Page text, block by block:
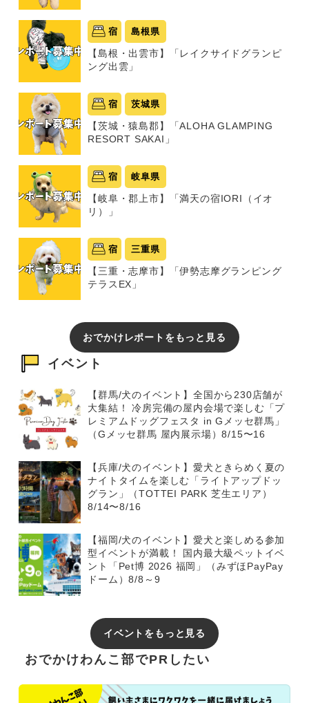
宿 島根県
【島根・出雲市】「レイクサイドグランピ
ング出雲」
宿 茨城県
【茨城・猿島郡】「ALOHA GLAMPING
RESORT SAKAI」
宿 岐阜県
【岐阜・郡上市】「満天の宿IORI（イオ
リ）」
宿 三重県
【三重・志摩市】「伊勢志摩グランピング
テラスEX」
おでかけレポートをもっと見る
イベント
【群馬/犬のイベント】全国から230店舗が
大集結！ 冷房完備の屋内会場で楽しむ「プ
レミアムドッグフェスタ in Gメッセ群馬」
（Gメッセ群馬 屋内展示場）8/15〜16
【兵庫/犬のイベント】愛犬ときらめく夏の
ナイトタイムを楽しむ「ライトアップドッ
グラン」（TOTTEI PARK 芝生エリア）
8/14〜8/16
【福岡/犬のイベント】愛犬と楽しめる参加
型イベントが満載！ 国内最大級ペットイベ
ント「Pet博 2026 福岡」（みずほPayPay
ドーム）8/8～9
イベントをもっと見る
おでかけわんこ部でPRしたい